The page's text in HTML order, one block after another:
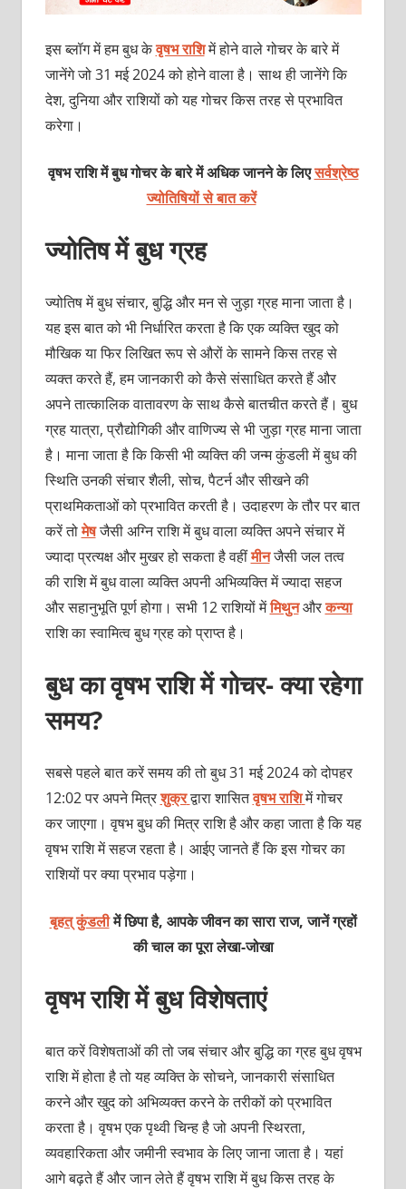
इस ब्लॉग में हम बुध केवृषभ राशिमें होने वाले गोचर के बारे में
जानेंगे जो 31 मई 2024 को होने वाला है। साथ ही जानेंगे कि
देश, दुनिया और राशियों को यह गोचर किस तरह से प्रभावित
करेगा।
वृषभ राशि में बुध गोचर के बारे में अधिक जानने के लिएसर्वश्रेष्ठ
ज्योतिषियों से बात करें
ज्योतिष में बुध ग्रह
ज्योतिष में बुध संचार, बुद्धि और मन से जुड़ा ग्रह माना जाता है।
यह इस बात को भी निर्धारित करता है कि एक व्यक्ति खुद को
मौखिक या फिर लिखित रूप से औरों के सामने किस तरह से
व्यक्त करते हैं, हम जानकारी को कैसे संसाधित करते हैं और
अपने तात्कालिक वातावरण के साथ कैसे बातचीत करते हैं। बुध
ग्रह यात्रा, प्रौद्योगिकी और वाणिज्य से भी जुड़ा ग्रह माना जाता
है। माना जाता है कि किसी भी व्यक्ति की जन्म कुंडली में बुध की
स्थिति उनकी संचार शैली, सोच, पैटर्न और सीखने की
प्राथमिकताओं को प्रभावित करती है। उदाहरण के तौर पर बात
करें तोमेषजैसी अग्नि राशि में बुध वाला व्यक्ति अपने संचार में
ज्यादा प्रत्यक्ष और मुखर हो सकता है वहींमीनजैसी जल तत्व
की राशि में बुध वाला व्यक्ति अपनी अभिव्यक्ति में ज्यादा सहज
और सहानुभूति पूर्ण होगा। सभी 12 राशियों मेंमिथुनऔरकन्या
राशि का स्वामित्व बुध ग्रह को प्राप्त है।
बुध का वृषभ राशि में गोचर- क्या रहेगा
समय?
सबसे पहले बात करें समय की तो बुध 31 मई 2024 को दोपहर
12:02 पर अपने मित्रशुक्रद्वारा शासितवृषभ राशिमें गोचर
कर जाएगा। वृषभ बुध की मित्र राशि है और कहा जाता है कि यह
वृषभ राशि में सहज रहता है। आईए जानते हैं कि इस गोचर का
राशियों पर क्या प्रभाव पड़ेगा।
बृहत् कुंडलीमें छिपा है, आपके जीवन का सारा राज, जानें ग्रहों
की चाल का पूरा लेखा-जोखा
वृषभ राशि में बुध विशेषताएं
बात करें विशेषताओं की तो जब संचार और बुद्धि का ग्रह बुध वृषभ
राशि में होता है तो यह व्यक्ति के सोचने, जानकारी संसाधित
करने और खुद को अभिव्यक्त करने के तरीकों को प्रभावित
करता है। वृषभ एक पृथ्वी चिन्ह है जो अपनी स्थिरता,
व्यवहारिकता और जमीनी स्वभाव के लिए जाना जाता है। यहां
आगे बढ़ते हैं और जान लेते हैं वृषभ राशि में बुध किस तरह के